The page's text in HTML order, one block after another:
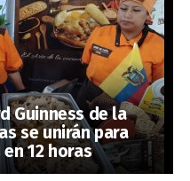
Guinness de la
se unirán para
12 horas